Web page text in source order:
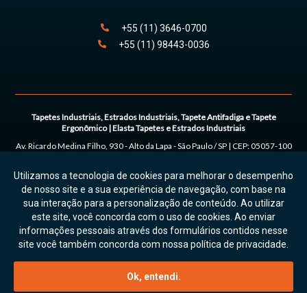
+55 (11) 3646-0700
+55 (11) 98443-0036
Tapetes Industriais, Estrados Industriais, Tapete Antifadiga e Tapete
Ergonômico | Elasta Tapetes e Estrados Industriais
Av. Ricardo Medina Filho, 930 - Alto da Lapa -São Paulo/SP| CEP:05057-100
© 2026. Todos os direitos reservados. On Prime. Política de Privacidade e
Uso de Cookies
Utilizamos a tecnologia de cookies para melhorar o desempenho
de nosso site e a sua experiência de navegação, com base na
sua interação para a personalização de conteúdo. Ao utilizar
este site, você concorda com o uso de cookies. Ao enviar
informações pessoais através dos formulários contidos nesse
site você também concorda com nossa política de privacidade.
Ok, entendi.